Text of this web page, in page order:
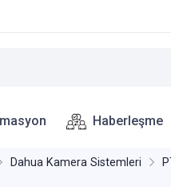
Haberleşme
Dahua Kamera Sistemleri